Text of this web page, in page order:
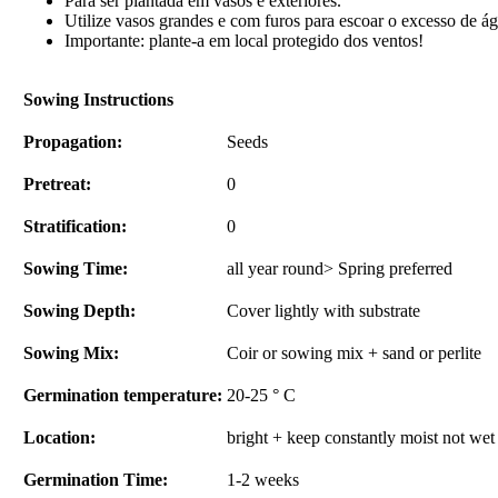
Utilize vasos grandes e com furos para escoar o excesso de
Importante: plante-a em local protegido dos ventos!
Sowing Instructions
Propagation: Seeds
Pretreat: 0
Stratification: 0
Sowing Time: all year round> Spring preferred
Sowing Depth: Cover lightly with substrate
Sowing Mix: Coir or sowing mix + sand or perlite
Germination temperature: 20-25 ° C
Location: bright + keep constantly moist not wet
Germination Time: 1-2 weeks